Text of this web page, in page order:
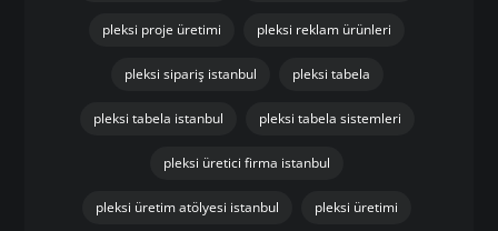
pleksi proje üretimi pleksi reklam ürünleri
pleksi sipariş istanbul pleksi tabela
pleksi tabela istanbul pleksi tabela sistemleri
pleksi üretici firma istanbul
pleksi üretim atölyesi istanbul pleksi üretimi